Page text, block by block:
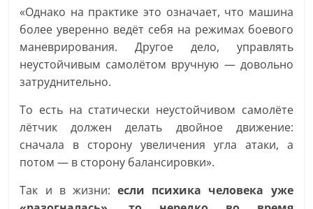
«Однако на практике это означает, что машина
более уверенно ведёт себя на режимах боевого
маневрирования. Другое дело, управлять
неустойчивым самолётом вручную — довольно
затруднительно.
То есть на статически неустойчивом самолёте
лётчик должен делать двойное движение:
сначала в сторону увеличения угла атаки, а
потом — в сторону балансировки».
Так и в жизни:если психика человека уже